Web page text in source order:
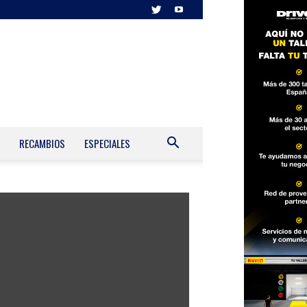
RECAMBIOS ESPECIALES